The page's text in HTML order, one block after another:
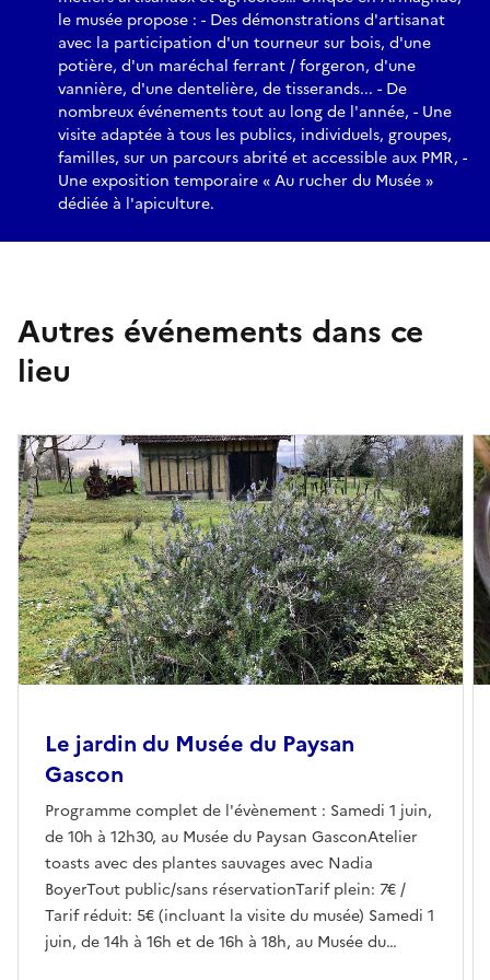
le musée propose : - Des démonstrations d'artisanat
avec la participation d'un tourneur sur bois, d'une
potière, d'un maréchal ferrant / forgeron, d'une
vannière, d'une dentelière, de tisserands... - De
nombreux événements tout au long de l'année, - Une
visite adaptée à tous les publics, individuels, groupes,
familles, sur un parcours abrité et accessible aux PMR, -
Une exposition temporaire « Au rucher du Musée »
dédiée à l'apiculture.
Autres événements dans ce
lieu
Le jardin du Musée du Paysan
Gascon
Programme complet de l'évènement : Samedi 1 juin,
de 10h à 12h30, au Musée du Paysan GasconAtelier
toasts avec des plantes sauvages avec Nadia
BoyerTout public/sans réservationTarif plein: 7€ /
Tarif réduit: 5€ (incluant la visite du musée) Samedi 1
juin, de 14h à 16h et de 16h à 18h, au Musée du